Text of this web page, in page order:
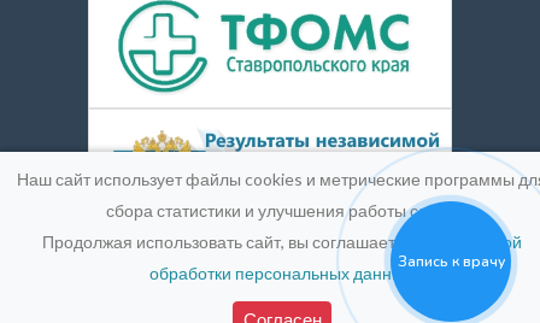
Medpic LLC.Лицензия:ЛО-26-01-004900 от
25 марта 2019 г.
Наш сайт использует файлы cookies и метрические программы
сбора статистики и улучшения работы сайта.
Продолжая использовать сайт, вы соглашаетесь с
Политикой
обработки персональных данных.
Запись к врачу